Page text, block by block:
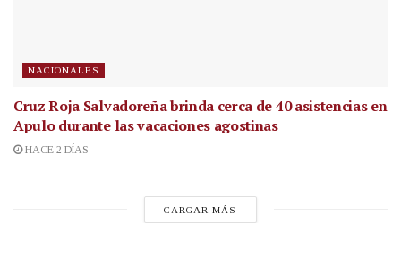
NACIONALES
Cruz Roja Salvadoreña brinda cerca de 40 asistencias en
Apulo durante las vacaciones agostinas
HACE 2 DÍAS
CARGAR MÁS